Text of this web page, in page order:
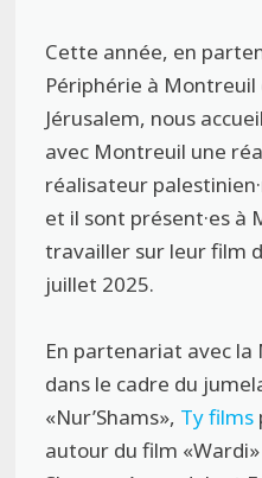
Cette année, en
Périphérie à
Jérusalem, nous
avec Montreuil une
réalisateur
et il sont présent·es à
travailler sur leur film
juillet 2025.
En partenariat avec
dans le cadre du
«Nur’Shams», Ty films
autour du film «Wardi»